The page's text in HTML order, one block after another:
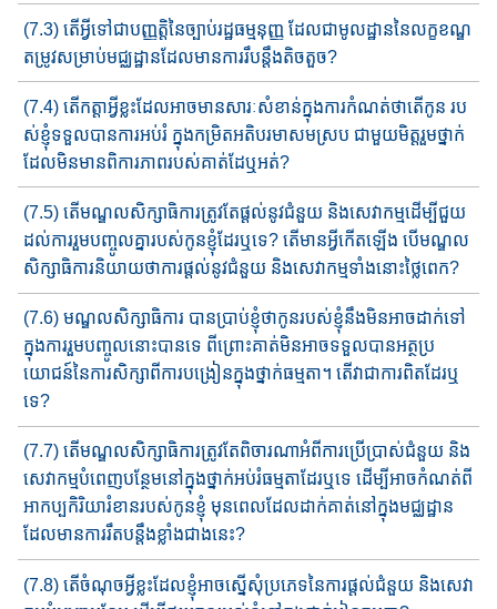
(7.3) តើអ្វីទៅជាប​ញ្ញត្តិនៃ​ច្បាប់រដ្ឋ​ធម្មនុញ្ញ ​​​​ដែលជាមូលដ្ឋាន​នៃ​លក្ខខណ្ឌ​​​
តម្រូវ​សម្រាប់​មជ្ឈដ្ឋានដែលមានការរឹបន្តឹង​​តិចតួច​​?
(7.4) តើកត្តាអ្វីខ្លះដែលអាចមានសារៈសំខាន់ក្នុងការកំណត់ថាតើកូន រប​
ស់ខ្ញុំទទួលបាន​​ការអប់រំ​ ក្នុង​កម្រិត​អតិបរមា​សមស្រប ជាមួយ​មិត្ត​រួម​​ថ្នាក់​
ដែលមិនមាន​ពិការភាពរបស់គាត់ដែឬអត់​​​?
(7.5) តើមណ្ឌលសិក្សាធិការត្រូវតែផ្ដល់នូវជំនួយ និងសេវាក​ម្មដើម្បី​ជួយ​
ដល់ការរួមបញ្ចូលគ្នារបស់កូនខ្ញុំ​ដែរ​ឬ​ទេ​​? តើមានអ្វីកើត​ឡើង​ បើ​​មណ្ឌល
សិក្សាធិការនិយាយថាការផ្ដល់នូវជំនួយ និងសេវាកម្ម​ទាំង​​នោះថ្លៃពេក?
(7.6) មណ្ឌលសិក្សាធិការ បានប្រាប់ខ្ញុំថាកូនរបស់ខ្ញុំនឹងមិនអាច​​ដាក់​ទៅ​
ក្នុង​ការ​រួម​​បញ្ចូលនោះ​បាន​ទេ​​ ពីព្រោះ​គាត់មិន​អាច​ទទួល​​បាន​អត្ថ​ប្រ​
យោជន៍​នៃការសិក្សាពីការបង្រៀនក្នុងថ្នាក់ធម្មតា។ តើវាជា​ការ​ពិតដែរឬ
ទេ​​?
(7.7) តើមណ្ឌលសិក្សាធិការត្រូវតែពិចារណាអំពីការប្រើប្រាស់ជំនួយ និង
សេវាកម្មបំពេញ​បន្ថែមនៅក្នុង​ថ្នាក់​អប់រំធម្មតាដែរឬទេ ដើម្បីអាច​កំ​ណត់ពី
អាកប្បកិរិយារំខានរបស់កូនខ្ញុំ មុនពេលដែលដាក់គាត់​នៅ​ក្នុ​ងមជ្ឈដ្ឋាន​
ដែល​មានការរឹតបន្តឹង​ខ្លាំង​ជាងនេះ?
(7.8) តើចំណុចអ្វីខ្លះ​​ដែលខ្ញុំអាចស្នើសុំ​ប្រភេទ​នៃ​​ការផ្ដល់ជំនួយ និង​សេវា